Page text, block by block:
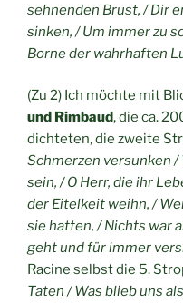
sehnenden Brust, / Dir
sinken, / Um immer zu
Borne der wahrhaften
(Zu 2) Ich möchte mit
und Rimbaud, die ca.
dichteten, die zweite
Schmerzen versunken
sein, / O Herr, die ihr
der Eitelkeit weihn, /
sie hatten, / Nichts war
geht und für immer
Racine selbst die 5.
Taten / Was blieb uns